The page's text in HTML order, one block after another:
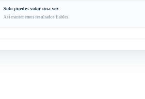
Solo puedes votar una vez
Así mantenemos resultados fiables.